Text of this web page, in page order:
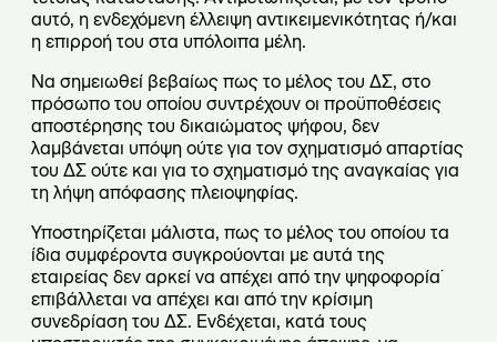
αυτό, η ενδεχόμενη έλλειψη αντικειμενικότητας ή/και
η επιρροή του στα υπόλοιπα μέλη.
Να σημειωθεί βεβαίως πως το μέλος του ΔΣ, στο
πρόσωπο του οποίου συντρέχουν οι προϋποθέσεις
αποστέρησης του δικαιώματος ψήφου, δεν
λαμβάνεται υπόψη ούτε για τον σχηματισμό απαρτίας
του ΔΣ ούτε και για το σχηματισμό της αναγκαίας για
τη λήψη απόφασης πλειοψηφίας.
Υποστηρίζεται μάλιστα, πως το μέλος του οποίου τα
ίδια συμφέροντα συγκρούονται με αυτά της
εταιρείας δεν αρκεί να απέχει από την ψηφοφορία˙
επιβάλλεται να απέχει και από την κρίσιμη
συνεδρίαση του ΔΣ. Ενδέχεται, κατά τους